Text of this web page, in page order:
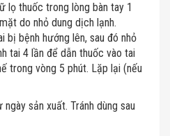
lọ thuốc trong lòng bàn tay 1
do nhỏ dung dịch lạnh.
bị bệnh hướng lên, sau đó nhỏ
tai 4 lần để dẫn thuốc vào tai
trong vòng 5 phút. Lặp lại (nếu
sản xuất. Tránh dùng sau